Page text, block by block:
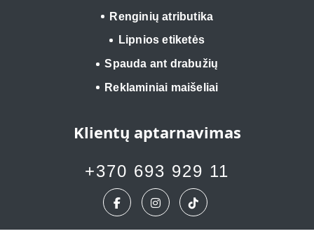
Renginių atributika
Lipnios etiketės
Spauda ant drabužių
Reklaminiai maišeliai
Klientų aptarnavimas
+370 693 929 11